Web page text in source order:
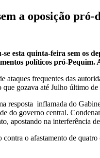
a oposição pró-
esta quinta-feira sem os
políticos pró-
ataques frequentes das
gozava até Julho último
resposta inflamada do
do governo central.
apostando na interferência
o afastamento de